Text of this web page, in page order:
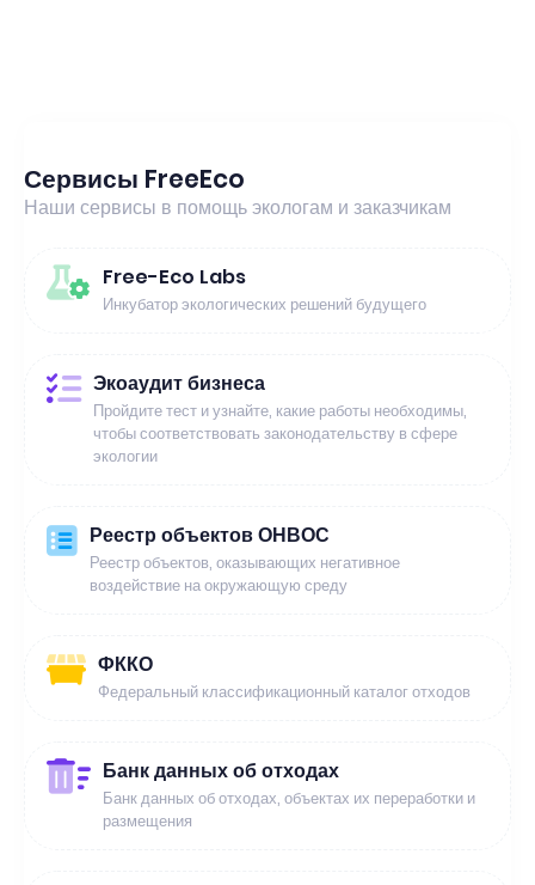
Сервисы FreeEco
Наши сервисы в помощь экологам и заказчикам
Free-Eco Labs
Инкубатор экологических решений будущего
Экоаудит бизнеса
Пройдите тест и узнайте, какие работы необходимы,
чтобы соответствовать законодательству в сфере
экологии
Реестр объектов ОНВОС
Реестр объектов, оказывающих негативное
воздействие на окружающую среду
ФККО
Федеральный классификационный каталог отходов
Банк данных об отходах
Банк данных об отходах, объектах их переработки и
размещения